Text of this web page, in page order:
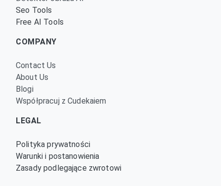
Seo Tools
Free AI Tools
COMPANY
Contact Us
About Us
Blogi
Współpracuj z Cudekaiem
LEGAL
Polityka prywatności
Warunki i postanowienia
Zasady podlegające zwrotowi